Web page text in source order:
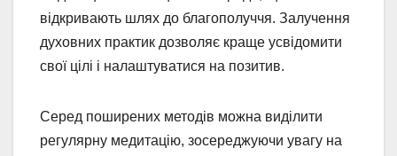
відкривають шлях до благополуччя. Залучення
духовних практик дозволяє краще усвідомити
свої цілі і налаштуватися на позитив.
Серед поширених методів можна виділити
регулярну медитацію, зосереджуючи увагу на